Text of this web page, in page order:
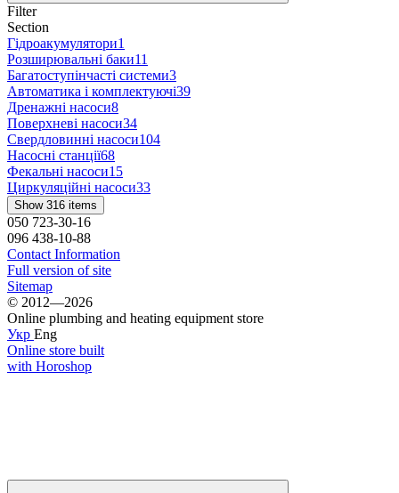
Filter
Section
Гідроакумулятори1
Розширювальні баки11
Багатоступінчасті системи3
Автоматика і комплектуючі39
Дренажні насоси8
Поверхневі насоси34
Свердловинні насоси104
Насосні станції68
Фекальні насоси15
Циркуляційні насоси33
Show 316 items
050 723-30-16
096 438-10-88
Contact Information
Full version of site
Sitemap
© 2012—2026
Online plumbing and heating equipment store
Укр Eng
Online store built
with Horoshop